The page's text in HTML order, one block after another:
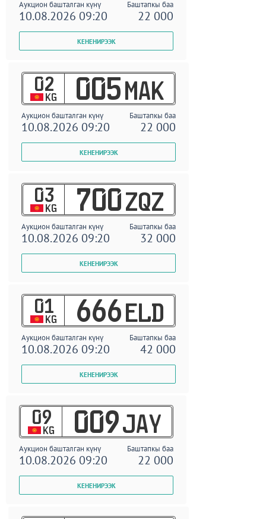
Аукцион башталган күнү Баштапкы баа
10.08.2026 09:20 22 000
02
KG 005 MAK
Аукцион башталган күнү Баштапкы баа
10.08.2026 09:20 22 000
03
KG 700 ZQZ
Аукцион башталган күнү Баштапкы баа
10.08.2026 09:20 32 000
01
KG 666 ELD
Аукцион башталган күнү Баштапкы баа
10.08.2026 09:20 42 000
09
KG 009 JAY
Аукцион башталган күнү Баштапкы баа
10.08.2026 09:20 22 000